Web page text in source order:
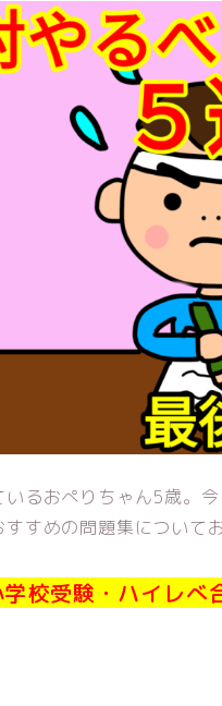
るおぺりちゃん5歳。
すめの問題集について
学校受験・ハイレ